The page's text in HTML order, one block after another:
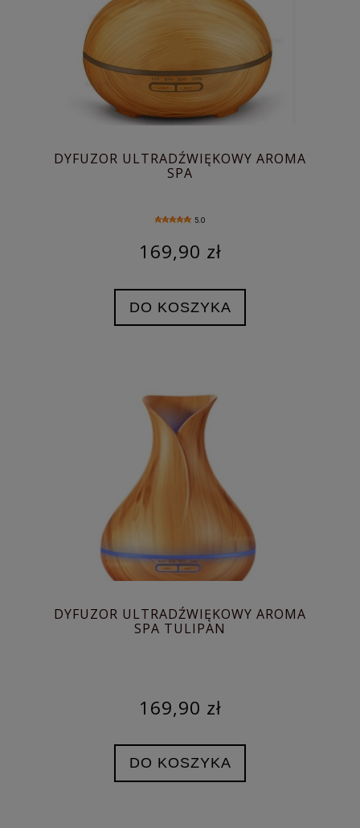
DYFUZOR ULTRADŹWIĘKOWY AROMA
SPA
5.0
169,90 zł
DO KOSZYKA
DYFUZOR ULTRADŹWIĘKOWY AROMA
SPA TULIPAN
169,90 zł
DO KOSZYKA